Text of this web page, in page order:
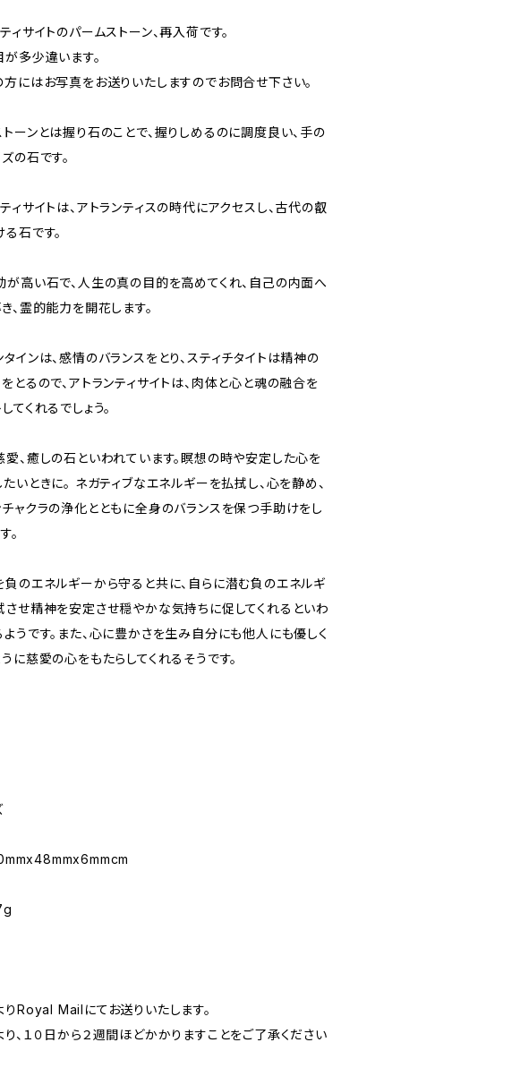
ィサイトのパームストーン、再入荷です。
多少違います。
方にはお写真をお送りいたしますのでお問合せ下さい。
ーンとは握り石のことで、握りしめるのに調度良い、手の
の石です。
ィサイトは、アトランティスの時代にアクセスし、古代の叡
石です。
が高い石で、人生の真の目的を高めてくれ、自己の内面へ
、霊的能力を開花します。
インは、感情のバランスをとり、スティチタイトは精神の
とるので、アトランティサイトは、肉体と心と魂の融合を
てくれるでしょう。
、癒しの石といわれています。瞑想の時や安定した心を
いときに。 ネガティブなエネルギーを払拭し、心を静め、
チャクラの浄化とともに全身のバランスを保つ手助けをし
。
負のエネルギーから守ると共に、自らに潜む負のエネルギ
させ精神を安定させ穏やかな気持ちに促してくれるといわ
うです。また、心に豊かさを生み自分にも他人にも優しく
に慈愛の心をもたらしてくれるそうです。
Royal Mailにてお送りいたします。
、１０日から２週間ほどかかりますことをご了承ください